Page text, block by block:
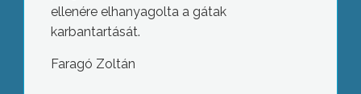
ellenére elhanyagolta a gátak
karbantartását.
Faragó Zoltán